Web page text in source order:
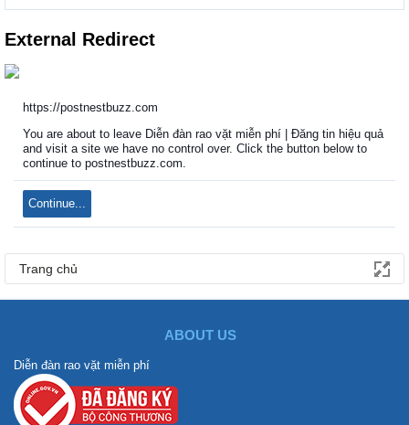
External Redirect
https://postnestbuzz.com
You are about to leave Diễn đàn rao vặt miễn phí | Đăng tin hiệu quả
and visit a site we have no control over. Click the button below to
continue to postnestbuzz.com.
Continue...
Trang chủ
ABOUT US
Diễn đàn rao vặt miễn phí